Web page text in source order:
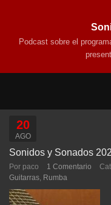
Podcast sobre el
20
AGO
Sonidos y Sonados
Por paco 1 Comentario
Guitarras Rumba